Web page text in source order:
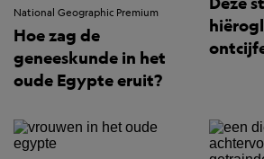
National Geographic Premium
Hoe zag de
geneeskunde in het
oude Egypte eruit?